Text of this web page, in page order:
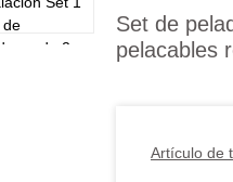
Set de
pelacables
Artículo de